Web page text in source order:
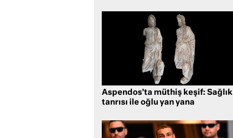
Aspendos’ta müthiş keşif: Sağlık
tanrısı ile oğlu yan yana